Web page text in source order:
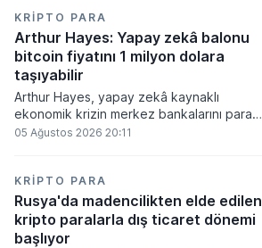
açıklanacak enflasyon rakamlarına ve
küresel gelişmelere çevrildi.
KRIPTO PARA
Arthur Hayes: Yapay zekâ balonu
bitcoin fiyatını 1 milyon dolara
taşıyabilir
Arthur Hayes, yapay zekâ kaynaklı
ekonomik krizin merkez bankalarını para
basmaya zorlayacağını ve bu durumun
kayıplarının tetikleyeceği kredi krizinin
küresel likidite artışına yol açacağını belirtti
ve bitcoinin bu süreçte en hızlı tepki veren
varlık olacağı vurguladı.
05 Ağustos 2026 20:11
KRIPTO PARA
Rusya'da madencilikten elde edilen
kripto paralarla dış ticaret dönemi
başlıyor